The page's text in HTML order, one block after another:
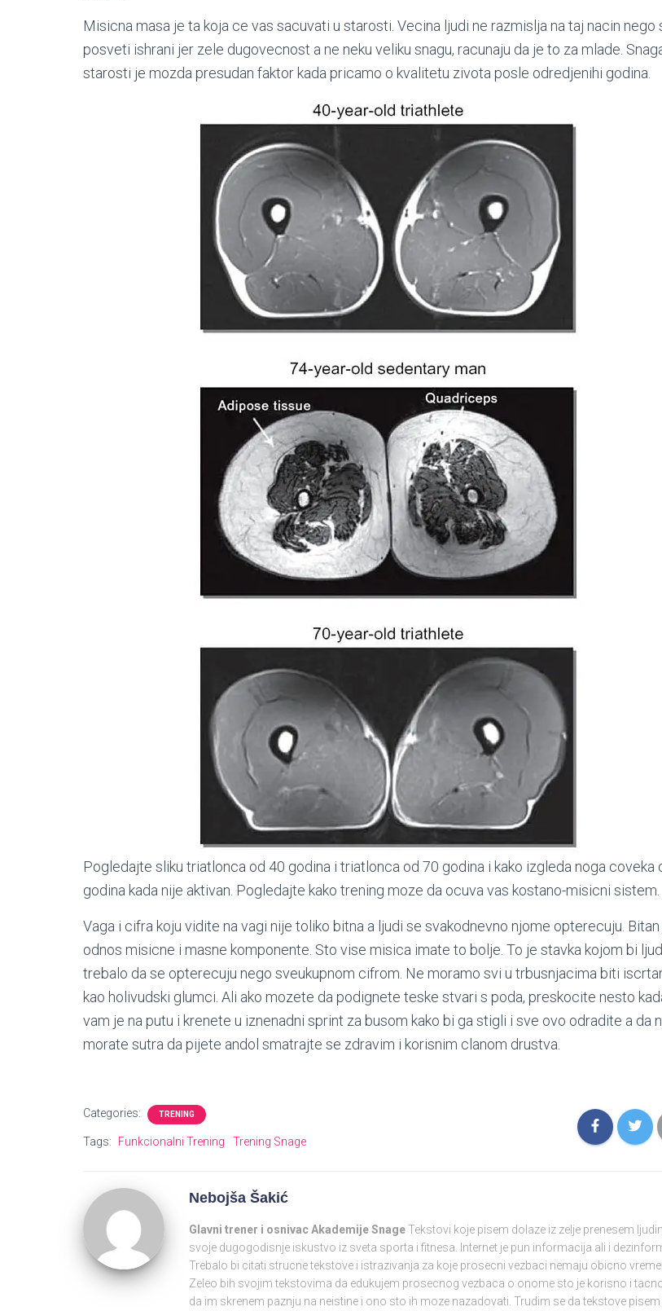
Misicna masa je ta koja ce vas sacuvati u starosti. Vecina ljudi ne razmislja na taj nacin nego
posveti ishrani jer zele dugovecnost a ne neku veliku snagu, racunaju da je to za mlade.
starosti je mozda presudan faktor kada pricamo o kvalitetu zivota posle odredjenihi godina.
Pogledajte sliku triatlonca od 40 godina i triatlonca od 70 godina i kako izgleda noga coveka
godina kada nije aktivan. Pogledajte kako trening moze da ocuva vas kostano-misicni sistem.
Vaga i cifra koju vidite na vagi nije toliko bitna a ljudi se svakodnevno njome opterecuju. Bitan
odnos misicne i masne komponente. Sto vise misica imate to bolje. To je stavka kojom bi
trebalo da se opterecuju nego sveukupnom cifrom. Ne moramo svi u trbusnjacima biti
kao holivudski glumci. Ali ako mozete da podignete teske stvari s poda, preskocite nesto
vam je na putu i krenete u iznenadni sprint za busom kako bi ga stigli i sve ovo odradite a da
morate sutra da pijete andol smatrajte se zdravim i korisnim clanom drustva.
Categories: TRENING
Tags: Funkcionalni Trening Trening Snage
Nebojša Šakić
Glavni trener i osnivac Akademije SnageTekstovi koje pisem dolaze iz zelje prenesem
svoje dugogodisnje iskustvo iz sveta sporta i fitnesa. Internet je pun informacija ali i
Trebalo bi citati strucne tekstove i istrazivanja za koje prosecni vezbaci nemaju obicno
Zeleo bih svojim tekstovima da edukujem prosecnog vezbaca o onome sto je korisno i
da im skrenem paznju na neistine i ono sto ih moze nazadovati. Trudim se da tekstove